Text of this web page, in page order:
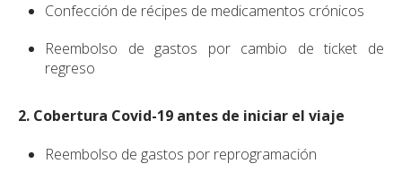
Confección de récipes de medicamentos crónicos
Reembolso de gastos por cambio de ticket de
regreso
2. Cobertura Covid-19 antes de iniciar el viaje
Reembolso de gastos por reprogramación